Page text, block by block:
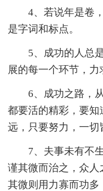
4、若说年是卷，
是字词和标点。
5、成功的人总是
展的每一个环节，力
6、成功之路，从
都要活的精彩，要
远，只要努力，一切
7、夫事未有不生
谨其微而治之，众
其微则用力寡而功